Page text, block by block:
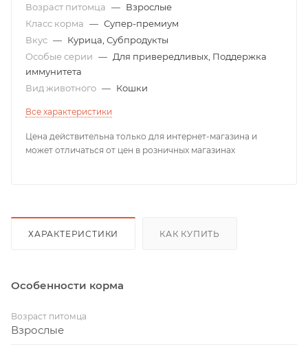
Возраст питомца — Взрослые
Класс корма — Супер-премиум
Вкус — Курица, Субпродукты
Особые серии — Для привередливых, Поддержка
иммунитета
Вид животного — Кошки
Все характеристики
Цена действительна только для интернет-магазина и
может отличаться от цен в розничных магазинах
ХАРАКТЕРИСТИКИ КАК КУПИТЬ
Особенности корма
Возраст питомца
Взрослые